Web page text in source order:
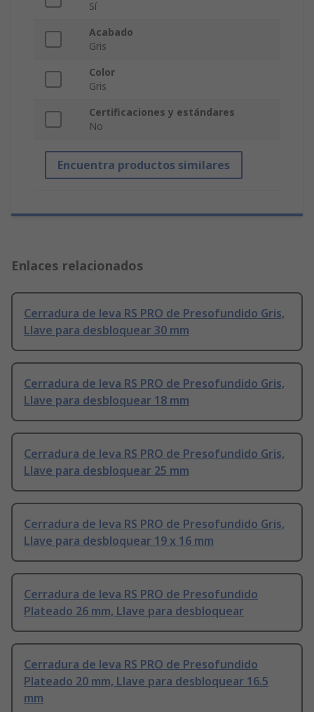
Sí
Acabado
Gris
Color
Gris
Certificaciones y estándares
No
Encuentra productos similares
Enlaces relacionados
Cerradura de leva RS PRO de Presofundido Gris,
Llave para desbloquear 30 mm
Cerradura de leva RS PRO de Presofundido Gris,
Llave para desbloquear 18 mm
Cerradura de leva RS PRO de Presofundido Gris,
Llave para desbloquear 25 mm
Cerradura de leva RS PRO de Presofundido Gris,
Llave para desbloquear 19 x 16 mm
Cerradura de leva RS PRO de Presofundido
Plateado 26 mm, Llave para desbloquear
Cerradura de leva RS PRO de Presofundido
Plateado 20 mm, Llave para desbloquear 16.5
mm